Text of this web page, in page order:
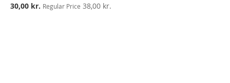
Special
30,00 kr. Regular Price 38,00 kr.